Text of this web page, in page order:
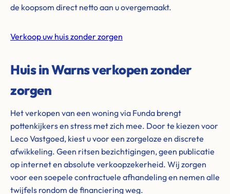
de koopsom direct netto aan u overgemaakt.
Verkoop uw huis zonder zorgen
Huis in Warns verkopen zonder
zorgen
Het verkopen van een woning via Funda brengt
pottenkijkers en stress met zich mee. Door te kiezen voor
Leco Vastgoed, kiest u voor een zorgeloze en discrete
afwikkeling. Geen ritsen bezichtigingen, geen publicatie
op internet en absolute verkoopzekerheid. Wij zorgen
voor een soepele contractuele afhandeling en nemen alle
twijfels rondom de financiering weg.